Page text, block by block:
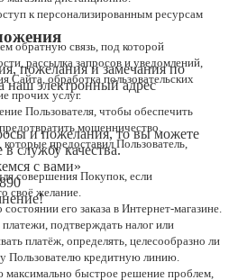
к персонализированным ресурсам
обратную связь, под которой
рассылка запросов и уведомлений,
Сайта, обработка пользовательских
прочих услуг.
Пользователя, чтобы обеспечить
мошенничество.
предоставил Пользователь,
совершения Покупок, если
своё желание.
его заказа в Интернет-магазине.
подтверждать налог или
платёж, определять, целесообразно ли
Пользователю кредитную линию.
максимально быстрое решение проблем,
пожелания и замечания по
наш электронный адрес
и пожелания, то вы можете
службу качества.
с вами»